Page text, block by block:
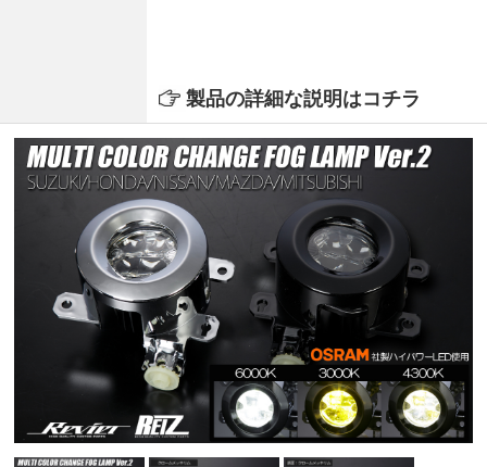
製品の詳細な説明はコチラ